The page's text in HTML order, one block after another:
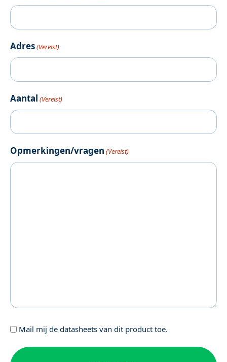
Adres(Vereist)
Aantal (Vereist)
Opmerkingen/vragen (Vereist)
Geen
Mail mij de datasheets van dit product toe.